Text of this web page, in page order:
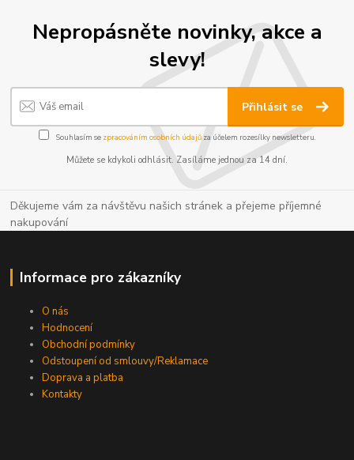
Nepropásněte novinky, akce a
slevy!
Přihlásit se
Souhlasím se zpracováním osobních údajůza účelem rozesílky newsletteru.
Můžete se kdykoli odhlásit. Zasíláme jednou za 14 dní.
Děkujeme vám za návštěvu našich stránek a přejeme příjemné
nakupování
Informace pro zákazníky
O nás
Hodnocení
Obchodní podmínky
Odstoupení od smlouvy/Reklamace
Doprava a platba
Kontakty